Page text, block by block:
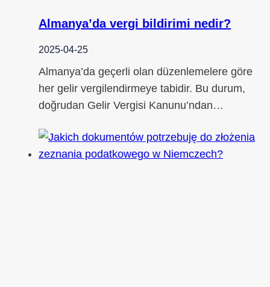
Almanya’da vergi bildirimi nedir?
2025-04-25
Almanya’da geçerli olan düzenlemelere göre
her gelir vergilendirmeye tabidir. Bu durum,
doğrudan Gelir Vergisi Kanunu’ndan…